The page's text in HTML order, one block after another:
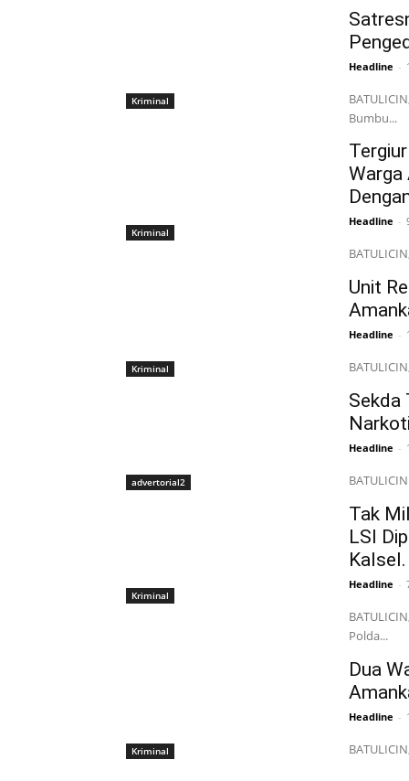
Kriminal
Headline -
Bumbu...
Kriminal
Warga
Headline -
Kriminal
Unit
Headline -
advertorial2
Sekda
Headline -
Kriminal
Tak
LSI
Kalsel.
Headline -
Polda...
Kriminal
Dua
Headline -